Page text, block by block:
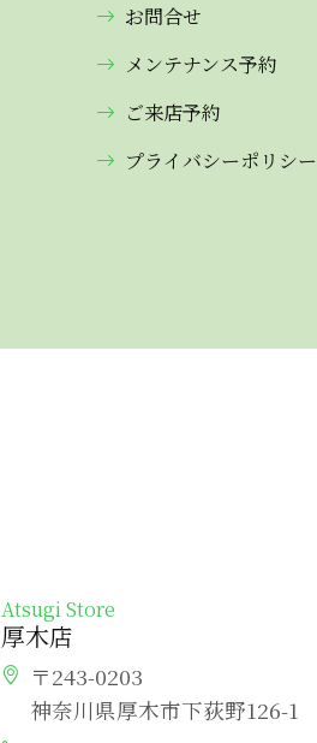
お問合せ
メンテナンス予約
ご来店予約
プライバシーポリシー
Atsugi Store
厚木店
〒243-0203
神奈川県厚木市下荻野126-1